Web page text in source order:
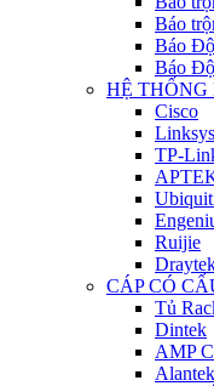
Báo
Báo
Báo
HỆ THỐNG
Cisco
Linksys
TP-
Ruijie
CÁP CÓ
Tủ
Dintek
AMP
Alantek